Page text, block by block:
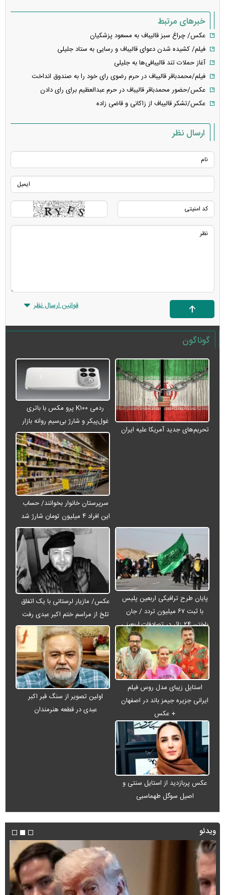
خبرهای مرتبط
عکس/ چراغ سبز قالیباف به مسعود پزشکیان
فیلم/ کشیده شدن دعوای قالیباف و رسایی به ستاد جلیلی
آغاز حملات تند قالیبافی‌ها به جلیلی
فیلم/محمدباقر قاليباف در حرم رضوی رای خود را به صندوق انداخت
عکس/حضور محمدباقر قالیباف در حرم عبدالعظیم برای رای دادن
عکس/تشکر قالیباف از زاکانی و قاضی زاده
ارسال نظر
قوانین ارسال نظر
گوناگون
تحریم‌های جدید آمریکا علیه ایران
ردمی K۱۰۰ پرو مکس با باتری
غول‌پیکر و شارژ بی‌سیم روانه بازار
می‌شود
سرپرستان خانوار بخوانند/ حساب
این افراد ۴ میلیون تومان شارژ شد
پایان طرح ترافیکی اربعین پلیس
با ثبت ۶۷ میلیون تردد / جان
باختن ۲۴ زائر در تصادفات اربعینی
عکس/ مازیار لرستانی با یک اتفاق
تلخ از مراسم ختم اکبر عبدی رفت
استایل زیبای مدل روس فیلم
ایرانی جزیره جیمز باند در اصفهان
+ عکس
اولین تصویر از سنگ قبر اکبر
عبدی در قطعه هنرمندان
عکس پربازدید از استایل سنتی و
اصیل سوگل طهماسبی
ویدئو